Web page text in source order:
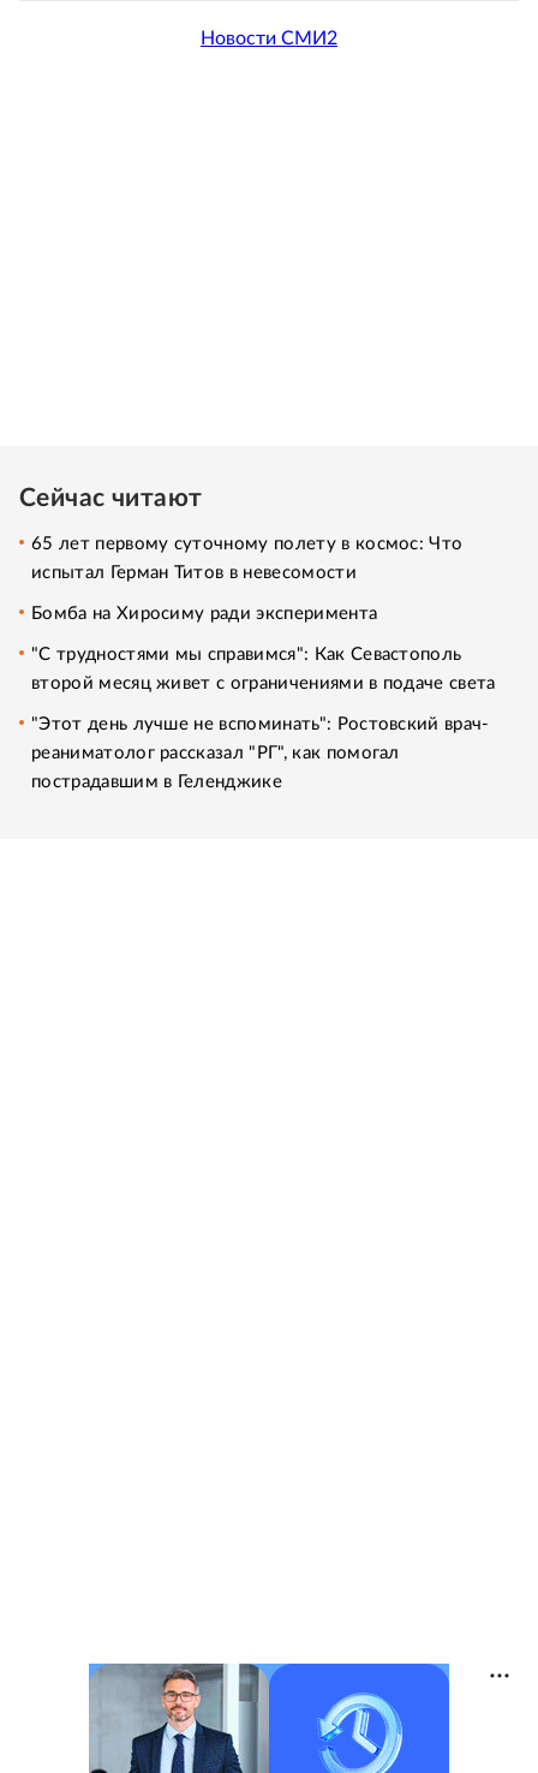
Новости СМИ2
Сейчас читают
65 лет первому суточному полету в космос: Что
испытал Герман Титов в невесомости
Бомба на Хиросиму ради эксперимента
"С трудностями мы справимся": Как Севастополь
второй месяц живет с ограничениями в подаче света
"Этот день лучше не вспоминать": Ростовский врач-
реаниматолог рассказал "РГ", как помогал
пострадавшим в Геленджике